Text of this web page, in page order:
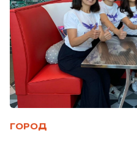
ГОРОД